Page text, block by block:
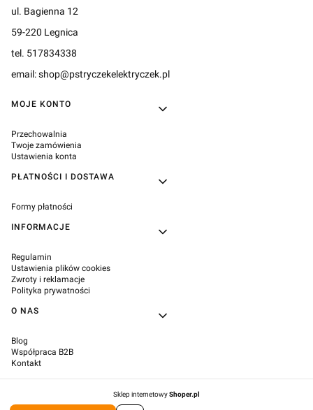
ul. Bagienna 12
59-220 Legnica
tel. 517834338
email: shop@pstryczekelektryczek.pl
Linki w stopce
MOJE KONTO
Przechowalnia
Twoje zamówienia
Ustawienia konta
PŁATNOŚCI I DOSTAWA
Formy płatności
INFORMACJE
Regulamin
Ustawienia plików cookies
Zwroty i reklamacje
Polityka prywatności
O NAS
Blog
Współpraca B2B
Kontakt
Sklep internetowyShoper.pl